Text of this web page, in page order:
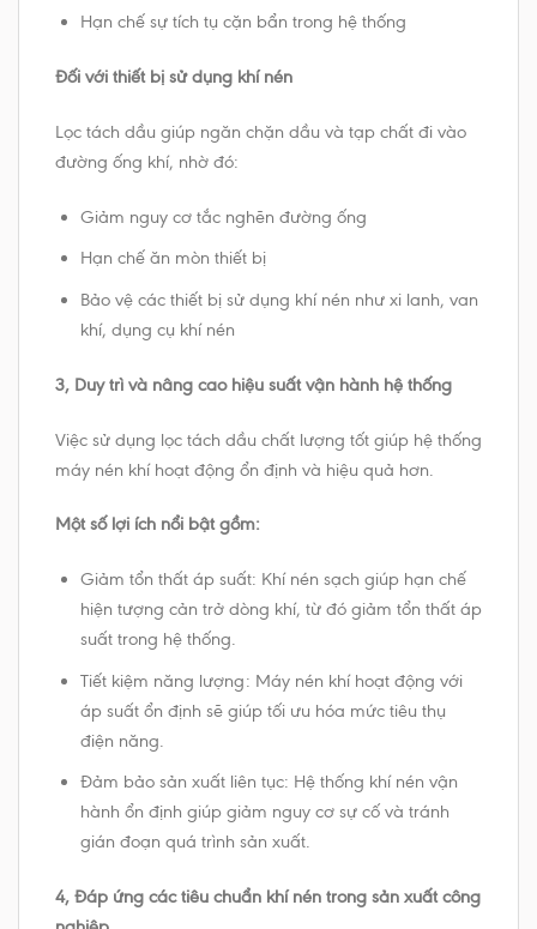
Hạn chế sự tích tụ cặn bẩn trong hệ thống
Đối với thiết bị sử dụng khí nén
Lọc tách dầu giúp ngăn chặn dầu và tạp chất đi vào
đường ống khí, nhờ đó:
Giảm nguy cơ tắc nghẽn đường ống
Hạn chế ăn mòn thiết bị
Bảo vệ các thiết bị sử dụng khí nén như xi lanh, van
khí, dụng cụ khí nén
3, Duy trì và nâng cao hiệu suất vận hành hệ thống
Việc sử dụng lọc tách dầu chất lượng tốt giúp hệ thống
máy nén khí hoạt động ổn định và hiệu quả hơn.
Một số lợi ích nổi bật gồm:
Giảm tổn thất áp suất: Khí nén sạch giúp hạn chế
hiện tượng cản trở dòng khí, từ đó giảm tổn thất áp
suất trong hệ thống.
Tiết kiệm năng lượng: Máy nén khí hoạt động với
áp suất ổn định sẽ giúp tối ưu hóa mức tiêu thụ
điện năng.
Đảm bảo sản xuất liên tục: Hệ thống khí nén vận
hành ổn định giúp giảm nguy cơ sự cố và tránh
gián đoạn quá trình sản xuất.
4, Đáp ứng các tiêu chuẩn khí nén trong sản xuất công